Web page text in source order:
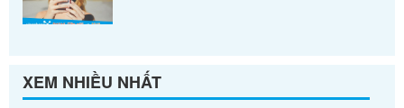
XEM NHIỀU NHẤT